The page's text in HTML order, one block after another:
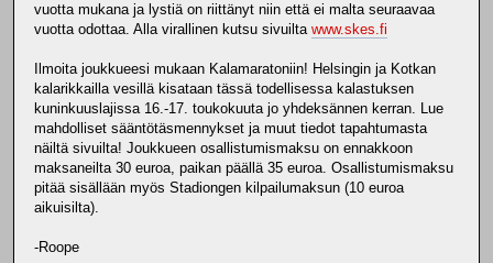
vuotta mukana ja lystiä on riittänyt niin että ei malta seuraavaa
vuotta odottaa. Alla virallinen kutsu sivuilta www.skes.fi
Ilmoita joukkueesi mukaan Kalamaratoniin! Helsingin ja Kotkan
kalarikkailla vesillä kisataan tässä todellisessa kalastuksen
kuninkuuslajissa 16.-17. toukokuuta jo yhdeksännen kerran. Lue
mahdolliset sääntötäsmennykset ja muut tiedot tapahtumasta
näiltä sivuilta! Joukkueen osallistumismaksu on ennakkoon
maksaneilta 30 euroa, paikan päällä 35 euroa. Osallistumismaksu
pitää sisällään myös Stadiongen kilpailumaksun (10 euroa
aikuisilta).
-Roope